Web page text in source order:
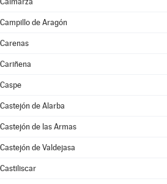
Campillo de Aragón
Carenas
Cariñena
Caspe
Castejón de Alarba
Castejón de las Armas
Castejón de Valdejasa
Castiliscar